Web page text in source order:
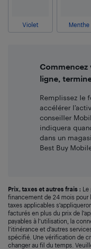
Violet Menthe
Commencez
ligne,
Remplissez le
accélérer
conseiller
indiquera
dans un
Best Buy
Prix, taxes et autres frais : Le
financement de 24 mois pour
taxes applicables
facturés en plus du prix de
payables à l’utilisation, la
l’itinérance et d’autres
spécifié. Une vérification de
changer au fil du temps.